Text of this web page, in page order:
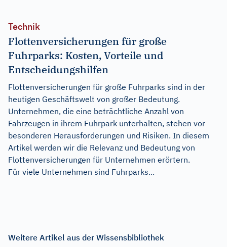
Technik
Flottenversicherungen für große
Fuhrparks: Kosten, Vorteile und
Entscheidungshilfen
Flottenversicherungen für große Fuhrparks sind in der
heutigen Geschäftswelt von großer Bedeutung.
Unternehmen, die eine beträchtliche Anzahl von
Fahrzeugen in ihrem Fuhrpark unterhalten, stehen vor
besonderen Herausforderungen und Risiken. In diesem
Artikel werden wir die Relevanz und Bedeutung von
Flottenversicherungen für Unternehmen erörtern.
Für viele Unternehmen sind Fuhrparks...
Weitere Artikel aus der Wissensbibliothek